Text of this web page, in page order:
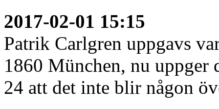
2017-02-01 15:15
Patrik Carlgren uppgavs
1860 München, nu
24 att det inte blir någon